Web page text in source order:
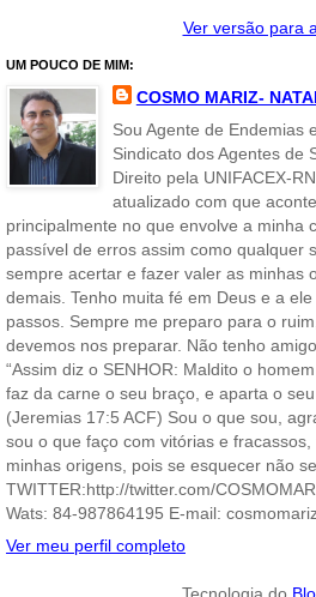
Ver versão para
UM POUCO DE MIM:
COSMO MARIZ-
Sou Agente de Endemias
Sindicato dos Agentes de
Direito pela UNIFACEX-
atualizado com que
principalmente no que envolve a minha
passível de erros assim como qualquer
sempre acertar e fazer valer as minhas
demais. Tenho muita fé em Deus e a
passos. Sempre me preparo para o
devemos nos preparar. Não tenho
“Assim diz o SENHOR: Maldito o
faz da carne o seu braço, e aparta o
(Jeremias 17:5 ACF) Sou o que sou,
sou o que faço com vitórias e
minhas origens, pois se esquecer não
TWITTER:http://twitter.com/
Wats: 84-987864195 E-mail:
Ver meu perfil completo